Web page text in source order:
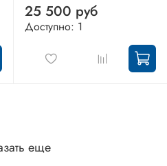
25 500 руб
Доступно: 1
еще